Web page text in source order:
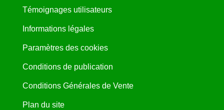
Témoignages utilisateurs
Informations légales
Paramètres des cookies
Conditions de publication
Conditions Générales de Vente
Plan du site